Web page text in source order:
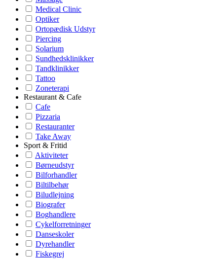
Medical Clinic
Optiker
Ortopædisk Udstyr
Piercing
Solarium
Sundhedsklinikker
Tandklinikker
Tattoo
Zoneterapi
Restaurant & Cafe
Cafe
Pizzaria
Restauranter
Take Away
Sport & Fritid
Aktiviteter
Børneudstyr
Bilforhandler
Biltilbehør
Biludlejning
Biografer
Boghandlere
Cykelforretninger
Danseskoler
Dyrehandler
Fiskegrej